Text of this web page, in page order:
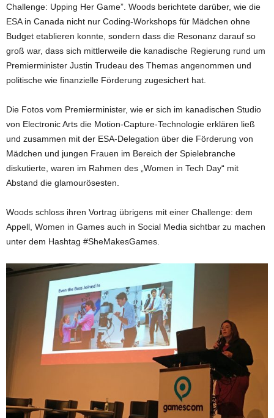
Challenge: Upping Her Game”. Woods berichtete darüber, wie die
ESA in Canada nicht nur Coding-Workshops für Mädchen ohne
Budget etablieren konnte, sondern dass die Resonanz darauf so
groß war, dass sich mittlerweile die kanadische Regierung rund um
Premierminister Justin Trudeau des Themas angenommen und
politische wie finanzielle Förderung zugesichert hat.
Die Fotos vom Premierminister, wie er sich im kanadischen Studio
von Electronic Arts die Motion-Capture-Technologie erklären ließ
und zusammen mit der ESA-Delegation über die Förderung von
Mädchen und jungen Frauen im Bereich der Spielebranche
diskutierte, waren im Rahmen des „Women in Tech Day“ mit
Abstand die glamourösesten.
Woods schloss ihren Vortrag übrigens mit einer Challenge: dem
Appell, Women in Games auch in Social Media sichtbar zu machen
unter dem Hashtag #SheMakesGames.